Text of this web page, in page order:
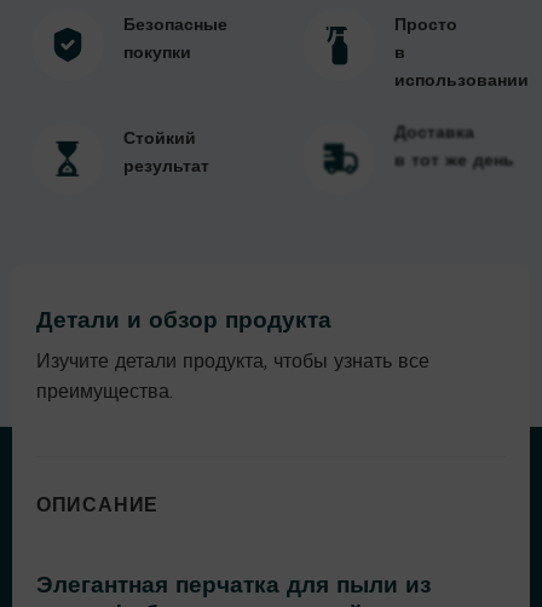
Безопасные
покупки
Просто
в
использовании
Стойкий
результат
Доставка
в тот же день
Детали и обзор продукта
Изучите детали продукта, чтобы узнать все
преимущества.
ОПИСАНИЕ
Элегантная перчатка для пыли из